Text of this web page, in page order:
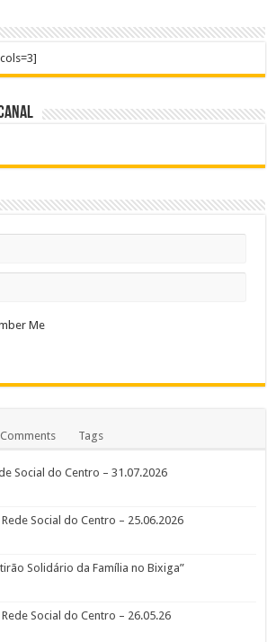
Me
Comments Tags
Social do Centro – 31.07.2026
Social do Centro – 25.06.2026
Solidário da Família no Bixiga”
Social do Centro – 26.05.26